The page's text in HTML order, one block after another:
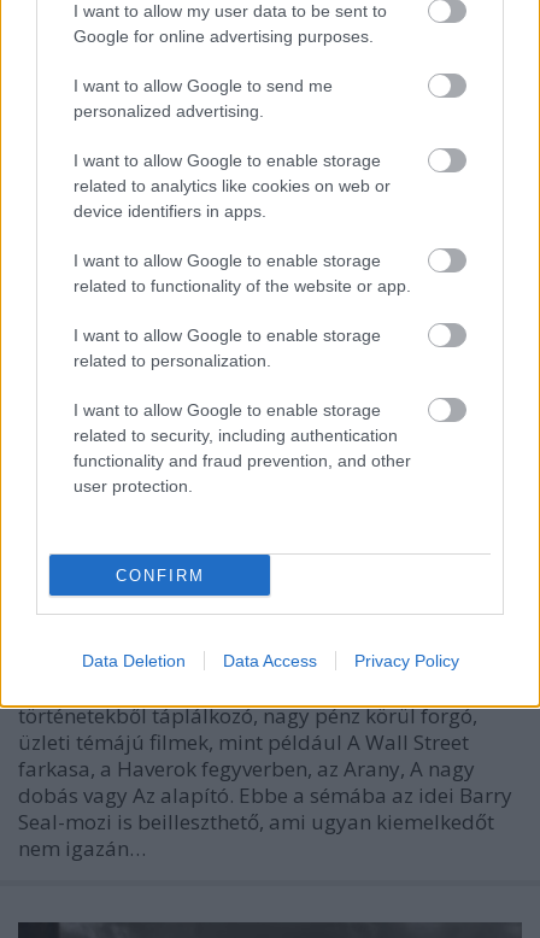
I want to allow my user data to be sent to
Google for online advertising purposes.
I want to allow Google to send me
personalized advertising.
I want to allow Google to enable storage
related to analytics like cookies on web or
device identifiers in apps.
I want to allow Google to enable storage
related to functionality of the website or app.
I want to allow Google to enable storage
related to personalization.
I want to allow Google to enable storage
related to security, including authentication
functionality and fraud prevention, and other
user protection.
CONFIRM
Data Deletion Data Access Privacy Policy
Harry Potter óta mindenki tudja, de a kis
varázslótanonc világán túl is van még terep a
fantasyban a témakörben. V.E. Schwab amerikai
írónő trilógiája első részének a borítója egy sima
young adult regényt sejtet, azonban ha…
Barry Seal: A beszállító / American
Made (2017)
történetekből táplálkozó, nagy pénz körül forgó,
üzleti témájú filmek, mint például A Wall Street
farkasa, a Haverok fegyverben, az Arany, A nagy
dobás vagy Az alapító. Ebbe a sémába az idei Barry
Seal-mozi is beilleszthető, ami ugyan kiemelkedőt
nem igazán…